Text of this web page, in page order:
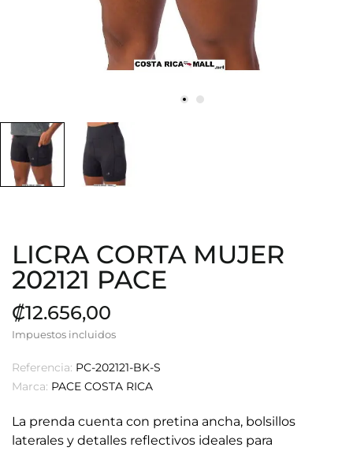
LICRA CORTA MUJER
202121 PACE
₡12.656,00
Impuestos incluidos
Referencia: PC-202121-BK-S
Marca: PACE COSTA RICA
La prenda cuenta con pretina ancha, bolsillos
laterales y detalles reflectivos ideales para